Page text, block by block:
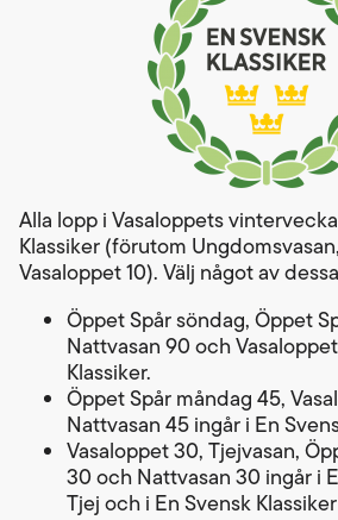
Alla lopp i Vasaloppets
Klassiker (förutom
Vasaloppet 10). Välj något av
Öppet Spår söndag, Öppet
Nattvasan 90 och
Klassiker.
Öppet Spår måndag 45,
Nattvasan 45 ingår i En
Vasaloppet 30, Tjejvasan,
30 och Nattvasan 30 ingår i
Tjej och i En Svensk